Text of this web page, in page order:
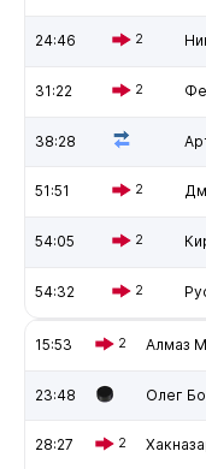
24:46 2
31:22 2
38:28
51:51 2
54:05 2
54:32 2
15:53 2 Алмаз
23:48 Олег
28:27 2